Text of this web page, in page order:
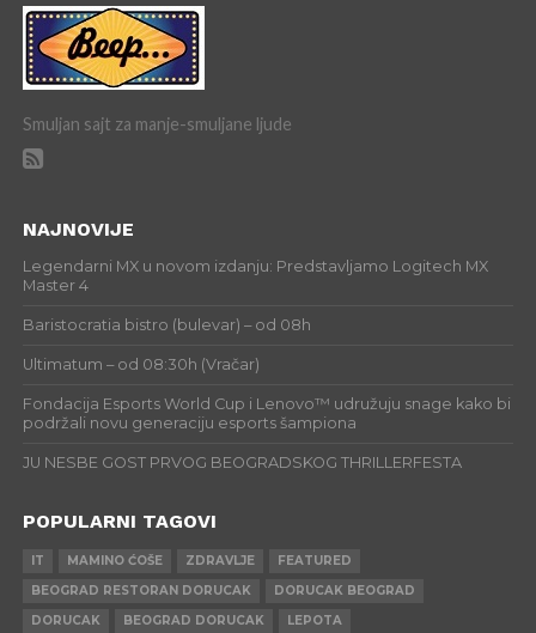
Smuljan sajt za manje-smuljane ljude
NAJNOVIJE
Legendarni MX u novom izdanju: Predstavljamo Logitech MX
Master 4
Baristocratia bistro (bulevar) – od 08h
Ultimatum – od 08:30h (Vračar)
Fondacija Esports World Cup i Lenovo™ udružuju snage kako bi
podržali novu generaciju esports šampiona
JU NESBE GOST PRVOG BEOGRADSKOG THRILLERFESTA
POPULARNI TAGOVI
IT MAMINO ĆOŠE ZDRAVLJE
FEATURED
BEOGRAD RESTORAN DORUCAK
DORUCAK BEOGRAD
DORUCAK
BEOGRAD DORUCAK LEPOTA